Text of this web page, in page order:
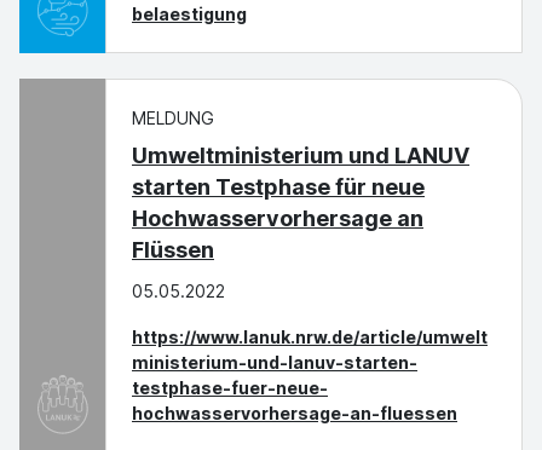
belaestigung
MELDUNG
Umweltministerium und LANUV
starten Testphase für neue
Hochwasservorhersage an
Flüssen
05.05.2022
https://www.lanuk.nrw.de/article/umwelt
ministerium-und-lanuv-starten-
testphase-fuer-neue-
hochwasservorhersage-an-fluessen